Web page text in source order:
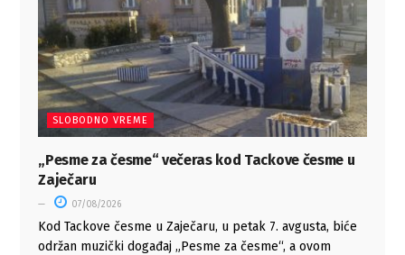
SLOBODNO VREME
„Pesme za česme“ večeras kod Tackove česme u
Zaječaru
07/08/2026
Kod Tackove česme u Zaječaru, u petak 7. avgusta, biće
održan muzički događaj „Pesme za česme“, a ovom